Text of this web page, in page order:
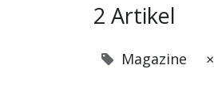
2 Artikel
Magazine ×